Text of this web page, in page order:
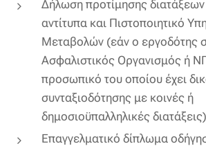
Δήλωση προτίμησης
αντίτυπα και Πιστοποιητικό
Μεταβολών (εάν ο εργοδότης
Ασφαλιστικός Οργανισμός ή
προσωπικό του οποίου έχει
συνταξιοδότησης με κοινές ή
δημοσιοϋπαλληλικές διατάξεις)
Επαγγελματικό δίπλωμα